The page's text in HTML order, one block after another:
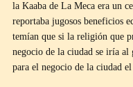
la Kaaba de La Meca era un
reportaba jugosos beneficios
temían que si la religión que
negocio de la ciudad se iría
para el negocio de la ciudad